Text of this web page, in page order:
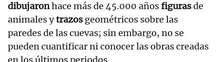
dibujaronhace más de 45.000 añosfigurasde
animales ytrazos geométricos sobre las
paredes de las cuevas; sin embargo, no se
pueden cuantificar ni conocer las obras creadas